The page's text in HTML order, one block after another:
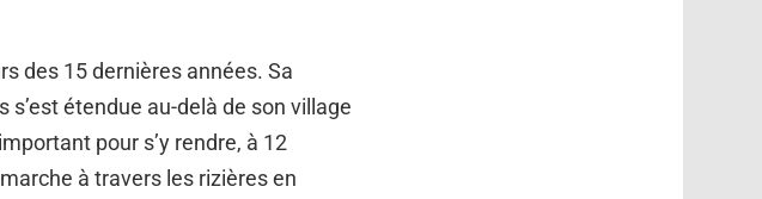
des 15 dernières années. Sa
étendue au-delà de son village
pour s’y rendre, à 12
à travers les rizières en